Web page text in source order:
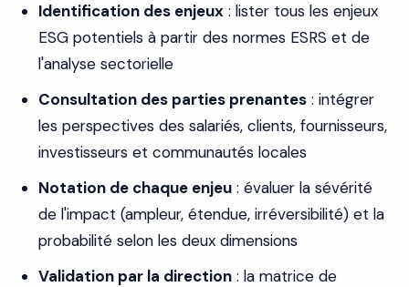
Identification des enjeux : lister tous les enjeux
ESG potentiels à partir des normes ESRS et de
l'analyse sectorielle
Consultation des parties prenantes : intégrer
les perspectives des salariés, clients, fournisseurs,
investisseurs et communautés locales
Notation de chaque enjeu : évaluer la sévérité
de l'impact (ampleur, étendue, irréversibilité) et la
probabilité selon les deux dimensions
Validation par la direction : la matrice de